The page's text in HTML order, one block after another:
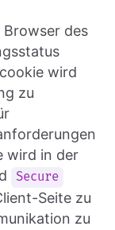
des
wird
zu
wird in der
Secure
Seite zu
zu